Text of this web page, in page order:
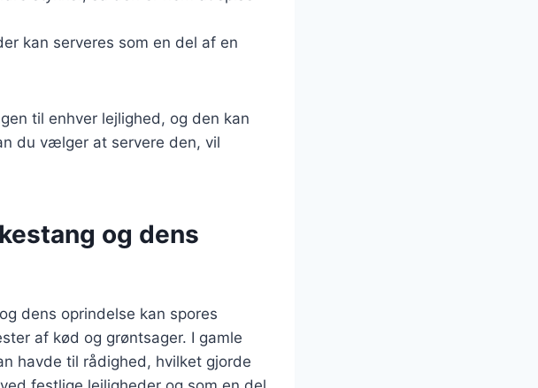
kan serveres som en del af en
til enhver lejlighed, og den kan
du vælger at servere den, vil
og dens
dens oprindelse kan spores
af kød og grøntsager. I gamle
havde til rådighed, hvilket gjorde